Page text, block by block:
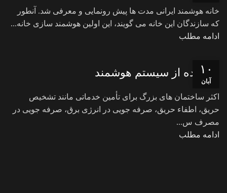
خانه هوشمند ایرانی مدت ها پیش رونمایی و معرفی شد. آنطور
که سازندگان این خانه می گویند، این اولین هوشمند سازی خانه...
ادامه مطلب
۱۰
آبان
استفاده از سیستم هوشمند
اکثر ساختمان های بزرگ برای تأمین خدماتی مانند تشخیص
حریق، اطفاء حریق، صرفه جویی در انرژی برق، صرفه جویی در
مصرف س...
ادامه مطلب